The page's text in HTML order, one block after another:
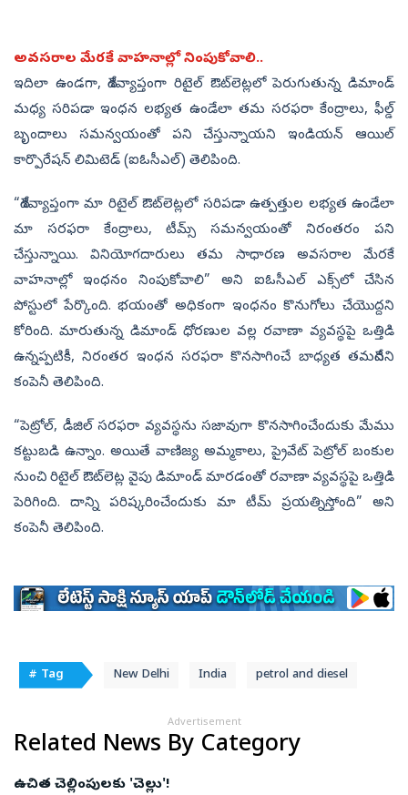
అవసరాల మేరకే వాహనాల్లో నింపుకోవాలి..
ఇదిలా ఉండగా, దేశవ్యాప్తంగా రిటైల్ ఔట్‌లెట్లలో పెరుగుతున్న డిమాండ్
మధ్య సరిపడా ఇంధన లభ్యత ఉండేలా తమ సరఫరా కేంద్రాలు, ఫీల్డ్
బృందాలు సమన్వయంతో పని చేస్తున్నాయని ఇండియన్ ఆయిల్
కార్పొరేషన్ లిమిటెడ్ (ఐఓసీఎల్) తెలిపింది.
“దేశవ్యాప్తంగా మా రిటైల్ ఔట్‌లెట్లలో సరిపడా ఉత్పత్తుల లభ్యత ఉండేలా
మా సరఫరా కేంద్రాలు, టీమ్స్‌ సమన్వయంతో నిరంతరం పని
చేస్తున్నాయి. వినియోగదారులు తమ సాధారణ అవసరాల మేరకే
వాహనాల్లో ఇంధనం నింపుకోవాలి” అని ఐఓసీఎల్ ఎక్స్‌లో చేసిన
పోస్టులో పేర్కొంది. భయంతో అధికంగా ఇంధనం కొనుగోలు చేయొద్దని
కోరింది. మారుతున్న డిమాండ్ ధోరణుల వల్ల రవాణా వ్యవస్థపై ఒత్తిడి
ఉన్నప్పటికీ, నిరంతర ఇంధన సరఫరా కొనసాగించే బాధ్యత తమదేనని
కంపెనీ తెలిపింది.
“పెట్రోల్‌, డీజిల్ సరఫరా వ్యవస్థను సజావుగా కొనసాగించేందుకు మేము
కట్టుబడి ఉన్నాం. అయితే వాణిజ్య అమ్మకాలు, ప్రైవేట్ పెట్రోల్ బంకుల
నుంచి రిటైల్ ఔట్‌లెట్ల వైపు డిమాండ్ మారడంతో రవాణా వ్యవస్థపై ఒత్తిడి
పెరిగింది. దాన్ని పరిష్కరించేందుకు మా టీమ్‌ ప్రయత్నిస్తోంది” అని
కంపెనీ తెలిపింది.
# Tag New Delhi India petrol and diesel
Advertisement
Related News By Category
ఉచిత చెల్లింపులకు 'చెల్లు'!